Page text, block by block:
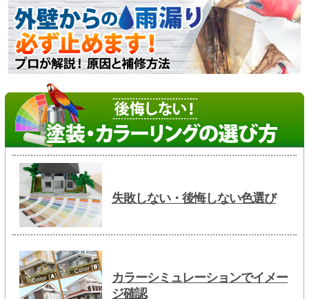
失敗しない・後悔しない色選び
カラーシミュレーションでイメー
ジ確認